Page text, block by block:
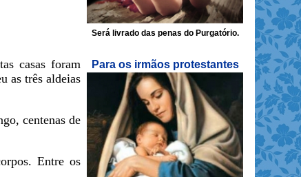
casas foram
as três aldeias
centenas de
Entre os
Será livrado das penas do Purgatório.
Para os irmãos protestantes